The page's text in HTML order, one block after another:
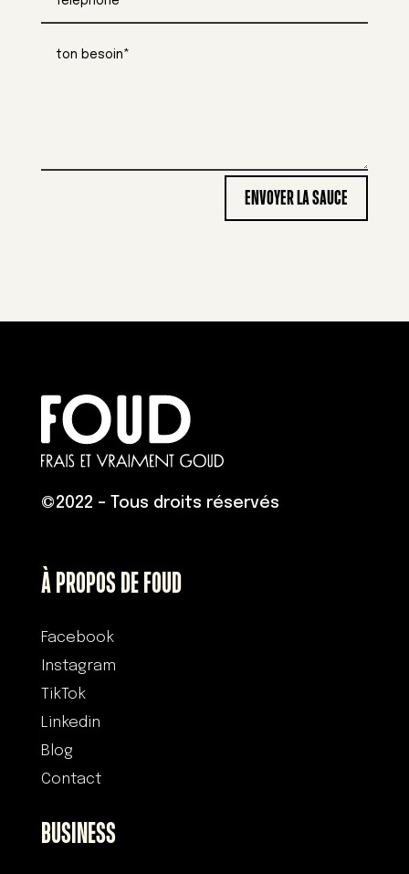
ENVOYER LA SAUCE
©2022 – Tous droits réservés
À PROPOS DE FOUD
Facebook
Instagram
TikTok
Linkedin
Blog
Contact
BUSINESS